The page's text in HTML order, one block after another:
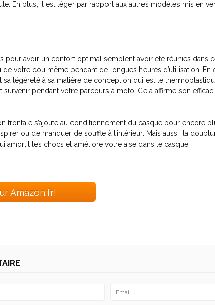
En plus, il est léger par rapport aux autres modèles mis en
pour avoir un confort optimal semblent avoir été réunies dans
de votre cou même pendant de longues heures d’utilisation.
sa légèreté à sa matière de conception qui est le
pendant votre parcours à moto. Cela affirme son
frontale s’ajoute au conditionnement du casque pour encore
ou de manquer de souffle à l’intérieur. Mais aussi, la
amortit les chocs et améliore votre aise dans le casque.
Amazon.fr!